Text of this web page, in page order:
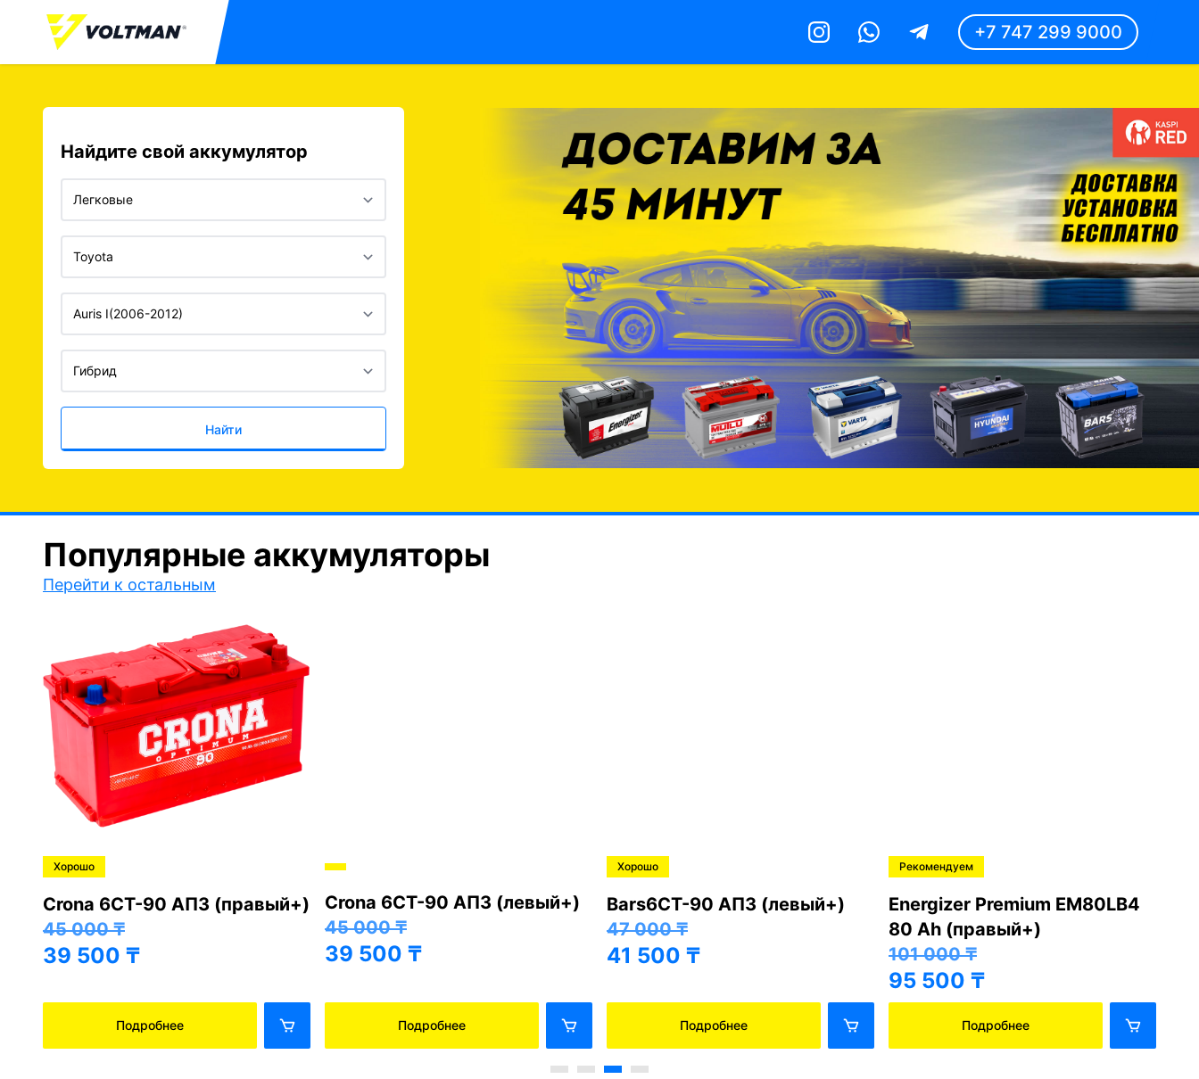
InstagramWhatsappTelegram +7 747 299 9000
Найдите свой аккумулятор
Найти
Популярные аккумуляторы
Перейти к остальным
Хорошо
Crona 6СТ-90 АПЗ (правый+)
45 000₸
39 500 ₸
Подробнее
Crona 6СТ-90 АПЗ (левый+)
45 000₸
39 500 ₸
Подробнее
Хорошо
Bars6СТ-90 АПЗ (левый+)
47 000₸
41 500 ₸
Подробнее
Рекомендуем
Energizer Premium EM80LB4
80 Ah (правый+)
101 000₸
95 500 ₸
Подробнее